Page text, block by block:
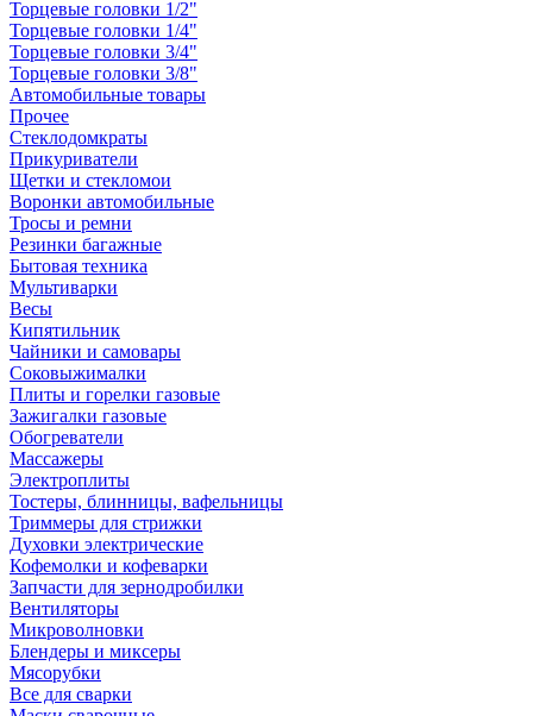
Торцевые головки 1/2"
Торцевые головки 1/4"
Торцевые головки 3/4"
Торцевые головки 3/8"
Автомобильные товары
Прочее
Стеклодомкраты
Прикуриватели
Щетки и стекломои
Воронки автомобильные
Тросы и ремни
Резинки багажные
Бытовая техника
Мультиварки
Весы
Кипятильник
Чайники и самовары
Соковыжималки
Плиты и горелки газовые
Зажигалки газовые
Обогреватели
Массажеры
Электроплиты
Тостеры, блинницы, вафельницы
Триммеры для стрижки
Духовки электрические
Кофемолки и кофеварки
Запчасти для зернодробилки
Вентиляторы
Микроволновки
Блендеры и миксеры
Мясорубки
Все для сварки